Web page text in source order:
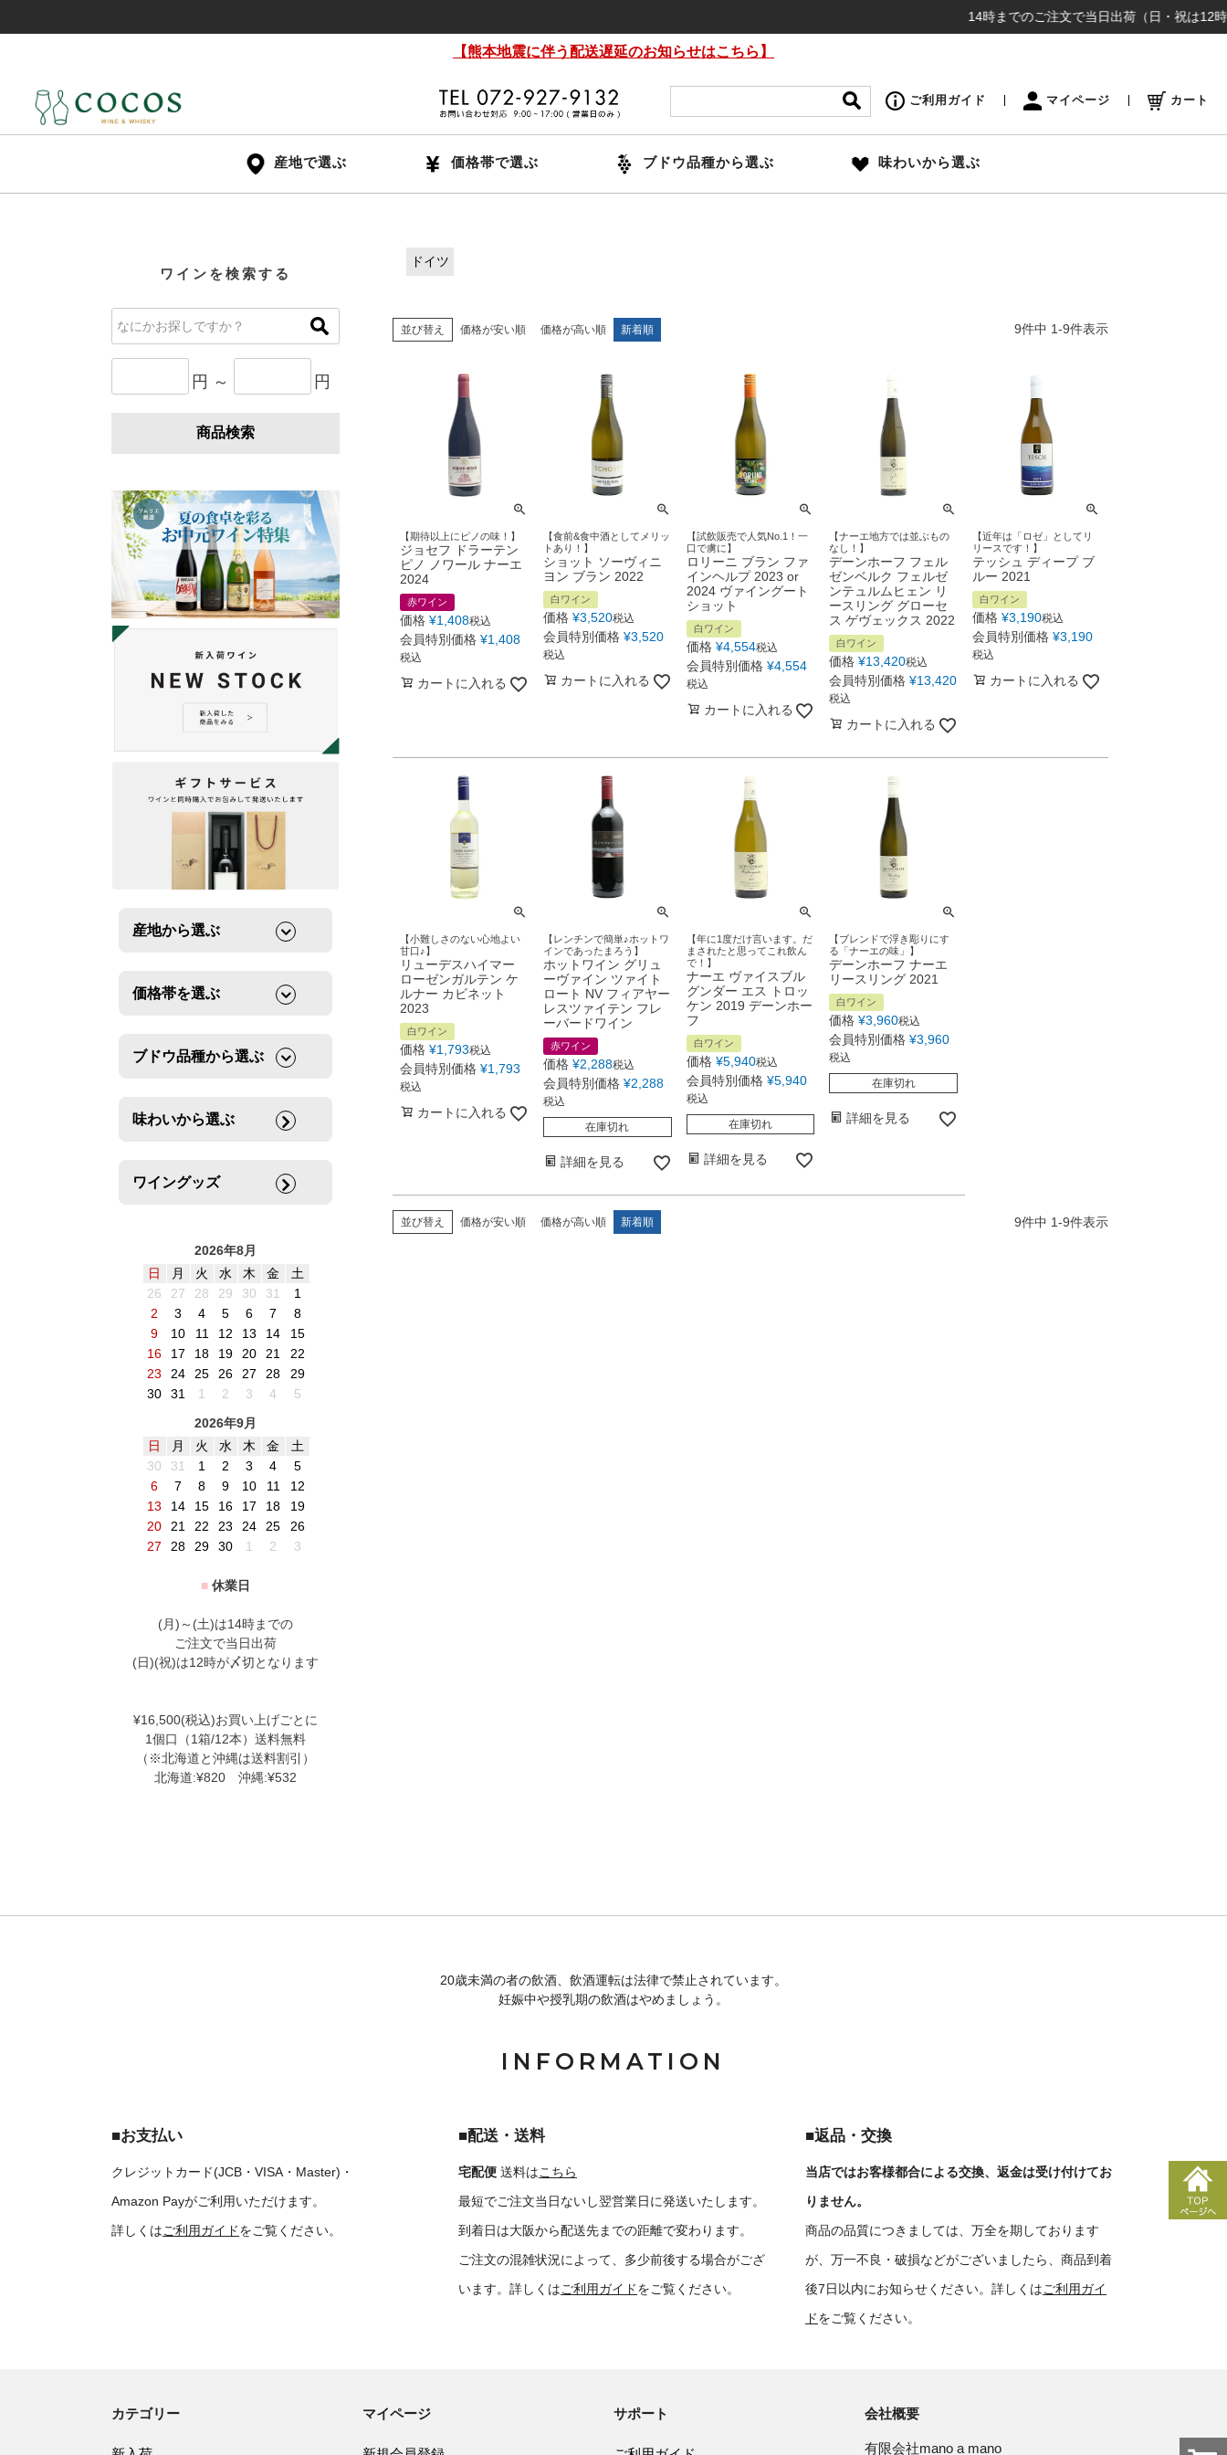
14時までのご注文で当日出荷（日・祝は12時
【熊本地震に伴う配送遅延のお知らせはこちら】
ご利用ガイド マイページ カート
産地で選ぶ 価格帯で選ぶ ブドウ品種から選ぶ 味わいから選ぶ
ワインを検索する
円 ～ 円
商品検索
産地から選ぶ
価格帯を選ぶ
ブドウ品種から選ぶ
味わいから選ぶ
ワイングッズ
2026年8月
日
月 火 水 木 金
土
26
27 28 29 30 31
1
2
3 4 5 6 7
8
9
10 11 12 13 14
15
16
17 18 19 20 21
22
23
24 25 26 27 28
29
30
31 1 2 3 4
5
2026年9月
日
月 火 水 木 金
土
30
31 1 2 3 4
5
6
7 8 9 10 11
12
13
14 15 16 17 18
19
20
21 22 23 24 25
26
27
28 29 30 1 2 3
■ 休業日
(月)～(土)は14時までの
ご注文で当日出荷
(日)(祝)は12時が〆切となります
¥16,500(税込)お買い上げごとに
1個口（1箱/12本）送料無料
（※北海道と沖縄は送料割引）
北海道:¥820 沖縄:¥532
ドイツ
並び替え 価格が安い順 価格が高い順 新着順 9件中 1-9件表示
【期待以上にピノの味！】
ジョセフ ドラーテン
ピノ ノワール ナーエ
2024
赤ワイン
価格 ¥1,408税込
会員特別価格 ¥1,408
税込
カートに入れる
【食前&食中酒としてメリッ
トあり！】
ショット ソーヴィニ
ヨン ブラン 2022
白ワイン
価格 ¥3,520税込
会員特別価格 ¥3,520
税込
カートに入れる
【試飲販売で人気No.1！一
口で虜に】
ロリーニ ブラン ファ
インヘルプ 2023 or
2024 ヴァイングート
ショット
白ワイン
価格 ¥4,554税込
会員特別価格 ¥4,554
税込
カートに入れる
【ナーエ地方では並ぶもの
なし！】
デーンホーフ フェル
ゼンベルク フェルゼ
ンテュルムヒェン リ
ースリング グローセ
ス ゲヴェックス 2022
白ワイン
価格 ¥13,420税込
会員特別価格 ¥13,420
税込
カートに入れる
【近年は「ロゼ」としてリ
リースです！】
テッシュ ディープ ブ
ルー 2021
白ワイン
価格 ¥3,190税込
会員特別価格 ¥3,190
税込
カートに入れる
【小難しさのない心地よい
甘口♪】
リューデスハイマー
ローゼンガルテン ケ
ルナー カビネット
2023
白ワイン
価格 ¥1,793税込
会員特別価格 ¥1,793
税込
カートに入れる
【レンチンで簡単♪ホットワ
インであったまろう】
ホットワイン グリュ
ーヴァイン ツァイト
ロート NV フィアヤー
レスツァイテン フレ
ーバードワイン
赤ワイン
価格 ¥2,288税込
会員特別価格 ¥2,288
税込
在庫切れ
詳細を見る
【年に1度だけ言います。だ
まされたと思ってこれ飲ん
で！】
ナーエ ヴァイスブル
グンダー エス トロッ
ケン 2019 デーンホー
フ
白ワイン
価格 ¥5,940税込
会員特別価格 ¥5,940
税込
在庫切れ
詳細を見る
【ブレンドで浮き彫りにす
る「ナーエの味」】
デーンホーフ ナーエ
リースリング 2021
白ワイン
価格 ¥3,960税込
会員特別価格 ¥3,960
税込
在庫切れ
詳細を見る
並び替え 価格が安い順 価格が高い順 新着順 9件中 1-9件表示
20歳未満の者の飲酒、飲酒運転は法律で禁止されています。
妊娠中や授乳期の飲酒はやめましょう。
INFORMATION
■お支払い
クレジットカード(JCB・VISA・Master)・
Amazon Payがご利用いただけます。
詳しくはご利用ガイドをご覧ください。
■配送・送料
宅配便 送料はこちら
最短でご注文当日ないし翌営業日に発送いたします。
到着日は大阪から配送先までの距離で変わります。
ご注文の混雑状況によって、多少前後する場合がござ
います。詳しくはご利用ガイドをご覧ください。
■返品・交換
当店ではお客様都合による交換、返金は受け付けてお
りません。
商品の品質につきましては、万全を期しております
が、万一不良・破損などがございましたら、商品到着
後7日以内にお知らせください。詳しくはご利用ガイ
ドをご覧ください。
カテゴリー マイページ サポート 会社概要
有限会社mano a mano